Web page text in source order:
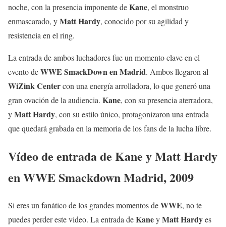
noche, con la presencia imponente deKane, el monstruo
enmascarado, yMatt Hardy, conocido por su agilidad y
resistencia en el ring.
La entrada de ambos luchadores fue un momento clave en el
evento deWWE SmackDown en Madrid. Ambos llegaron al
WiZink Centercon una energía arrolladora, lo que generó una
gran ovación de la audiencia. Kane, con su presencia aterradora,
yMatt Hardy, con su estilo único, protagonizaron una entrada
que quedará grabada en la memoria de los fans de la lucha libre.
Vídeo de entrada de Kane y Matt Hardy
en WWE Smackdown Madrid, 2009
Si eres un fanático de los grandes momentos deWWE, no te
puedes perder este video. La entrada deKaneyMatt Hardyes